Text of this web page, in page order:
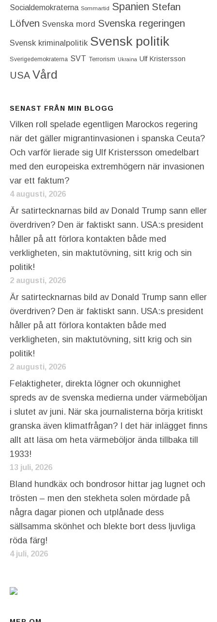
Socialdemokraterna Sommartid Spanien Stefan
Löfven Svenska mord Svenska regeringen
Svensk kriminalpolitik Svensk politik
Sverigedemokraterna SVT Terrorism Ukraina Ulf Kristersson
USA Vård
SENAST FRÅN MIN BLOGG
Vilken roll spelade egentligen Marockos regering
när det gäller migrantinvasionen i spanska Ceuta?
Och varför lierade sig Ulf Kristersson omedelbart
med den europeiska extremhögern när invasionen
var ett faktum?
4 augusti, 2026
Är satirtecknarnas bild av Donald Trump sann eller
överdriven? Den är faktiskt sann. USA:s president
håller på att förlora kontakten både med
verkligheten, sin maktutövning, sitt krig och sin
politik!
2 augusti, 2026
Är satirtecknarnas bild av Donald Trump sann eller
överdriven? Den är faktiskt sann. USA:s president
håller på att förlora kontakten både med
verkligheten, sin maktutövning, sitt krig och sin
politik!
2 augusti, 2026
Felaktigheter, direkta lögner och okunnighet
spreds av de svenska medierna under värmeböljan
i slutet av juni. När ska journalisterna börja kritiskt
granska även klimatfrågan? I det här inlägget finns
allt att läsa om heta värmeböljor ända tillbaka till
1933!
13 juli, 2026
Bland hundkäx och bondrosor hittar jag lugnet och
trösten – men den stekheta solen mördade på
några dagar pionen och utplånade dess
sällsamma skönhet och blekte bort dess ljuvliga
röda färg!
4 juli, 2026